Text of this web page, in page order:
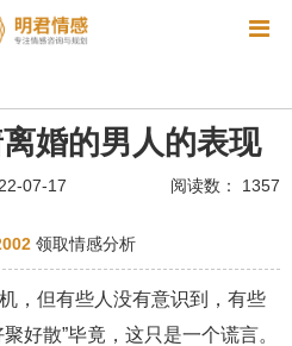
恋爱技巧 挽回爱情
星座情感 离婚 心情
分娩
座男生 射手座男生
婚的男人的表现
07-17 阅读数： 1357
领取情感分析
但有些人没有意识到，有些
好散”毕竟，这只是一个谎言。